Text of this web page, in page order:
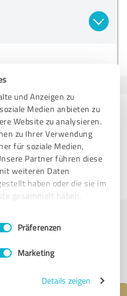
und Anzeigen zu
Medien anbieten zu
Website zu analysieren.
zu Ihrer Verwendung
für soziale Medien,
Partner führen diese
weiteren Daten
haben oder die sie im
gesammelt haben.
Präferenzen
Marketing
Details zeigen
5
teilen